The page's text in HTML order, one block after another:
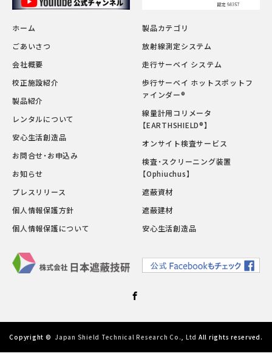
ホーム
ごあいさつ
会社概要
校正施設紹介
製品紹介
レンタルについて
安心生活創造品
お問合せ・お申込み
お知らせ
プレスリリース
個人情報保護方針
個人情報保護について
製品カテゴリ
放射線測定システム
走行サーベイ システム
歩行サーベイ ホットスポットフ
ァインダー®
線量計用コリメータ
【EARTHSHIELD®】
オンサイト検査サービス
検査・スクリーニング装置
【Ophiuchus】
遮蔽資材
遮蔽建材
安心生活創造品
Copyright © Japan Shield Technical Research Co., Ltd All rights reserved.